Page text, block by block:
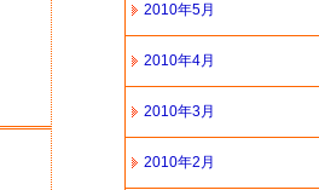
2010年5月
2010年4月
2010年3月
2010年2月